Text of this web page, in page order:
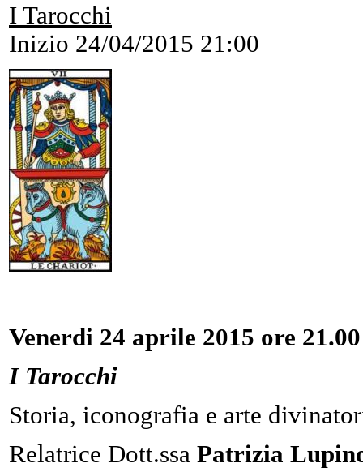
I Tarocchi
Inizio 24/04/2015 21:00
Venerdi 24 aprile 2015 ore 21.00
I Tarocchi
Storia, iconografia e arte
Relatrice Dott.ssa Patrizia